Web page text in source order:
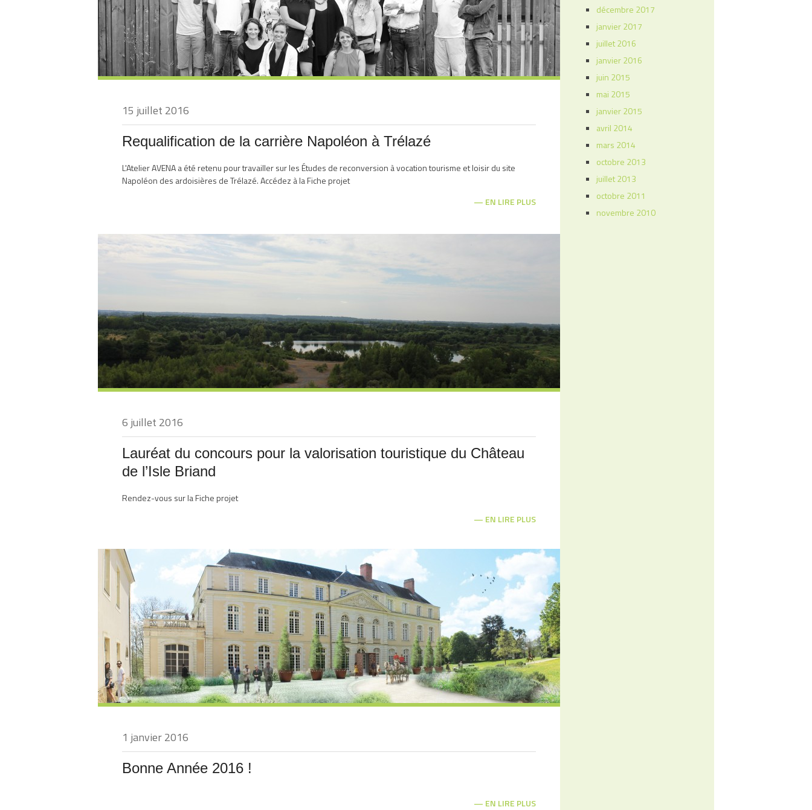
15 juillet 2016
Requalification de la carrière Napoléon à Trélazé
L'Atelier AVENA a été retenu pour travailler sur les Études de reconversion à vocation tourisme et loisir du site
Napoléon des ardoisières de Trélazé. Accédez à la Fiche projet
EN LIRE PLUS
6 juillet 2016
Lauréat du concours pour la valorisation touristique du Château
de l’Isle Briand
Rendez-vous sur la Fiche projet
EN LIRE PLUS
1 janvier 2016
Bonne Année 2016 !
EN LIRE PLUS
décembre 2017
janvier 2017
juillet 2016
janvier 2016
juin 2015
mai 2015
janvier 2015
avril 2014
mars 2014
octobre 2013
juillet 2013
octobre 2011
novembre 2010